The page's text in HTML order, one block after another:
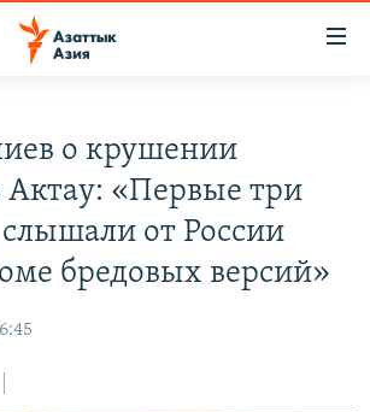
В СОЦСЕТЯХ
о крушении
Актау: «Первые три
от России
бредовых версий»